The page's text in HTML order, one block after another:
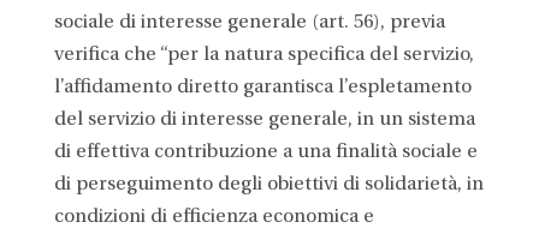
sociale di interesse generale (art. 56), previa
verifica che “per la natura specifica del servizio,
l’affidamento diretto garantisca l’espletamento
del servizio di interesse generale, in un sistema
di effettiva contribuzione a una finalità sociale e
di perseguimento degli obiettivi di solidarietà, in
condizioni di efficienza economica e